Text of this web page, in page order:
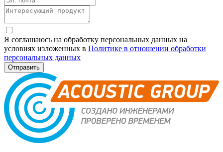
Я соглашаюсь на обработку персональных данных на
условиях изложенных в Политике в отношении обработки
персональных данных